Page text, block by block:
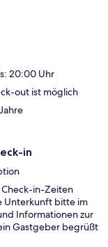
20:00 Uhr
out ist möglich
in
in-Zeiten
Unterkunft bitte im
Informationen zur
Gastgeber begrüßt